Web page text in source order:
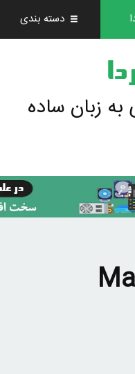
دسته بندی
به زبان ساده